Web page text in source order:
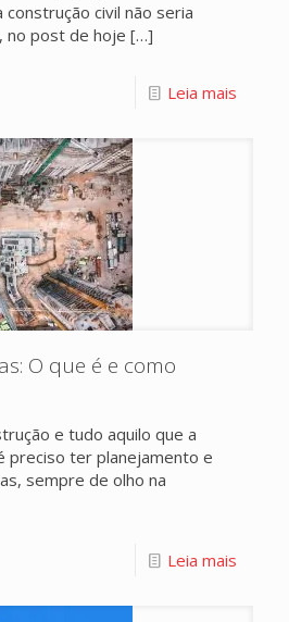
construção civil não seria
no post de hoje […]
Leia mais
O que é e como
e tudo aquilo que a
preciso ter planejamento e
sempre de olho na
Leia mais